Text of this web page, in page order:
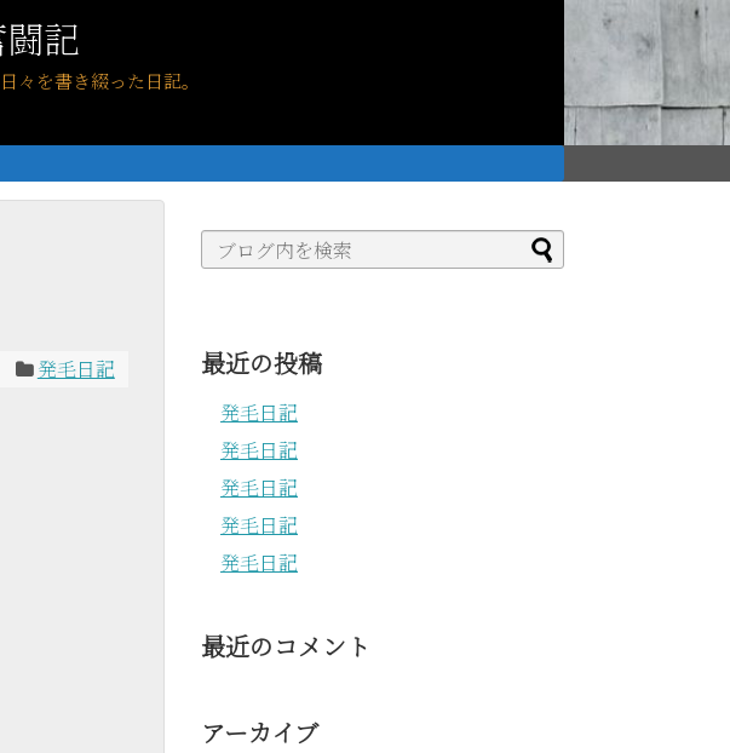
記
々を書き綴った日記。
発毛日記 最近の投稿
発毛日記
発毛日記
発毛日記
発毛日記
発毛日記
最近のコメント
アーカイブ